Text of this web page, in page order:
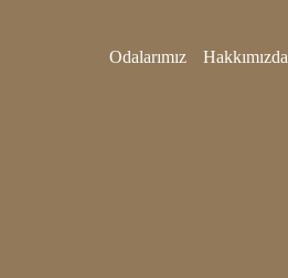
Odalarımız Hakkımızda